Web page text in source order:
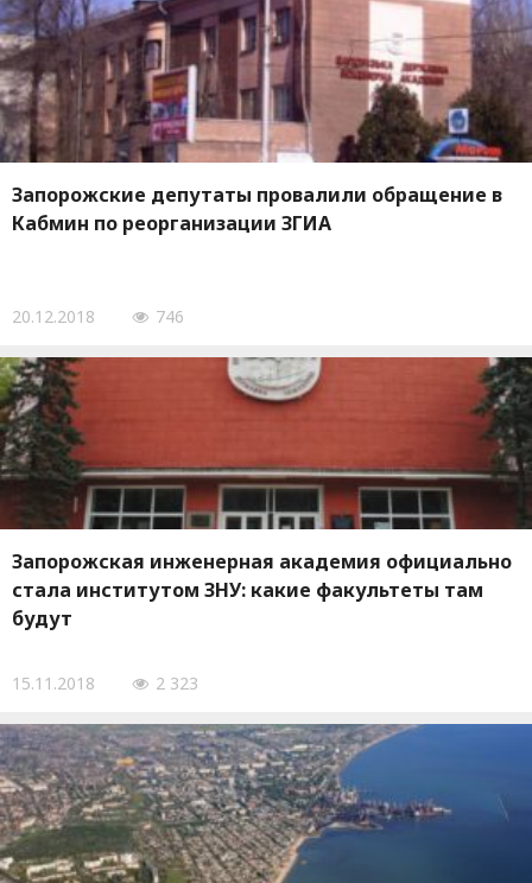
Запорожские депутаты провалили обращение в
Кабмин по реорганизации ЗГИА
20.12.2018 746
Запорожская инженерная академия официально
стала институтом ЗНУ: какие факультеты там
будут
15.11.2018 2 323